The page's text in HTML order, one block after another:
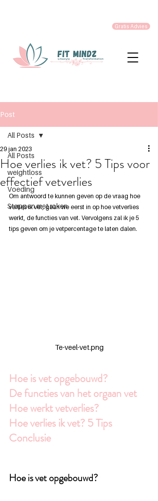
Gratis Advies
Post
All Posts
weightloss
Voeding
Stoppen met roken
All Posts
Hoe verlies ik vet? 5 Tips voor
effectief vetverlies
29 jan 2023
Om antwoord te kunnen geven op de vraag hoe
verlies ik vet, gaan we eerst in op hoe vetverlies
werkt, de functies van vet. Vervolgens zal ik je 5
tips geven om je vetpercentage te laten dalen.
Te-veel-vet.png
Hoe is vet opgebouwd?
De functies van het orgaan vet
Hoe werkt vetverlies?
Hoe verlies ik vet? 5 Tips
Conclusie
Hoe is vet opgebouwd?